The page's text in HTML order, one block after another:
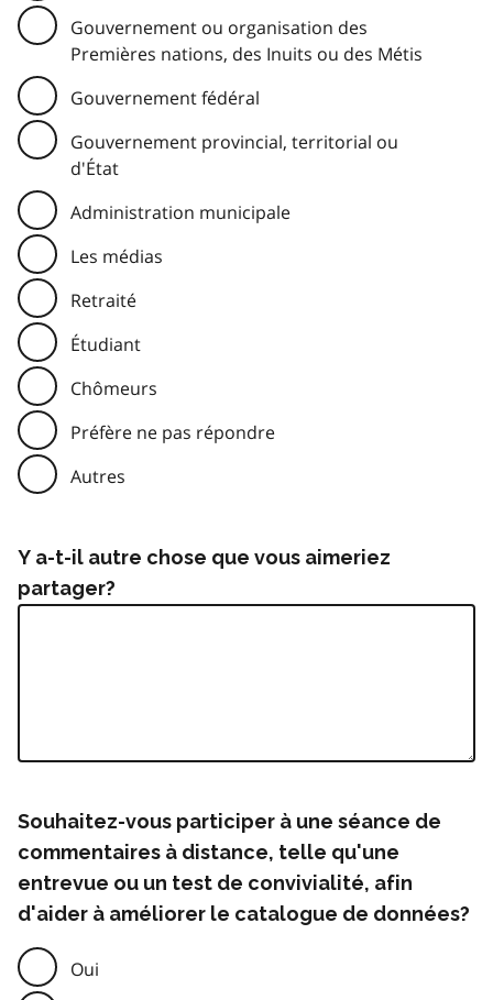
Gouvernement ou organisation des
Premières nations, des Inuits ou des Métis
Gouvernement fédéral
Gouvernement provincial, territorial ou
d'État
Administration municipale
Les médias
Retraité
Étudiant
Chômeurs
Préfère ne pas répondre
Autres
Y a-t-il autre chose que vous aimeriez
partager?
Souhaitez-vous participer à une séance de
commentaires à distance, telle qu'une
entrevue ou un test de convivialité, afin
d'aider à améliorer le catalogue de données?
Oui